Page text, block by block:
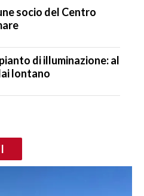
socio del Centro
di illuminazione: al
lontano